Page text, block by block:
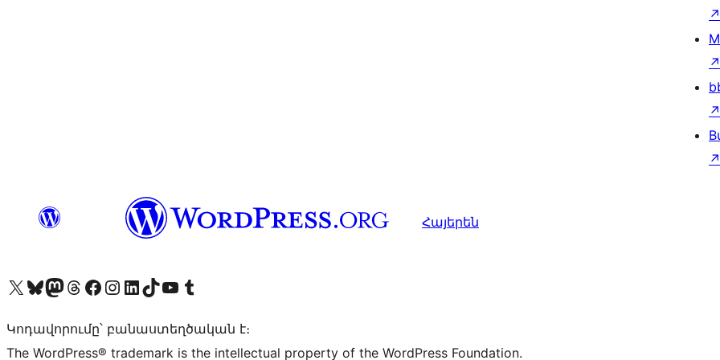
↗
↗
↗
↗
Հայերեն
Visit our X (formerly Twitter) account
Visit our Bluesky account
Visit our Mastodon account
Visit our Threads account
Visit our Facebook page
Visit our Instagram account
Visit our LinkedIn account
Visit our TikTok account
Visit our YouTube channel
Visit our Tumblr account
Կոդավորումը՝ բանաստեղծական է։
The WordPress® trademark is the intellectual property of the WordPress Foundation.